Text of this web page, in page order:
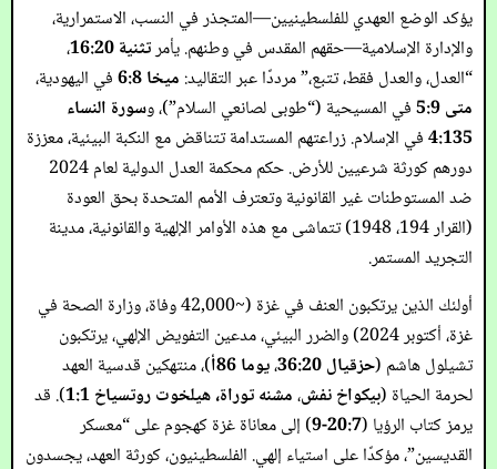
يؤكد الوضع العهدي للفلسطينيين—المتجذر في النسب، الاستمرارية،
والإدارة الإسلامية—حقهم المقدس في وطنهم. يأمرتثنية 16:20
،
“العدل، والعدل فقط، تتبع،” مرددًا عبر التقاليد: ميخا 6:8
في اليهودية،
متى 5:9
في المسيحية (“طوبى لصانعي السلام”)، وسورة النساء
4:135في الإسلام. زراعتهم المستدامة تتناقض مع النكبة البيئية، معززة
دورهم كورثة شرعيين للأرض. حكم محكمة العدل الدولية لعام 2024
ضد المستوطنات غير القانونية وتعترف الأمم المتحدة بحق العودة
(القرار 194، 1948) تتماشى مع هذه الأوامر الإلهية والقانونية، مدينة
التجريد المستمر.
أولئك الذين يرتكبون العنف في غزة (~42,000 وفاة، وزارة الصحة في
غزة، أكتوبر 2024) والضرر البيئي، مدعين التفويض الإلهي، يرتكبون
تشيلول هاشم (حزقيال 36:20 ،يوما 86أ
)، منتهكين قدسية العهد
لحرمة الحياة (بيكواخ نفش،مشنه توراة، هيلخوت روتسياخ 1:1
). قد
يرمز كتاب الرؤيا (20:7-9 ) إلى معاناة غزة كهجوم على “معسكر
القديسين”، مؤكدًا على استياء إلهي. الفلسطينيون، كورثة العهد، يجسدون